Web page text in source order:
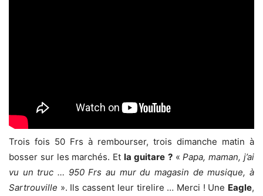
Trois fois 50 Frs à rembourser, trois dimanche matin à
bosser sur les marchés. Etla guitare ?«Papa, maman, j’ai
vu un truc … 950 Frs au mur du magasin de musique, à
Sartrouville ». Ils cassent leur tirelire … Merci ! Une Eagle,